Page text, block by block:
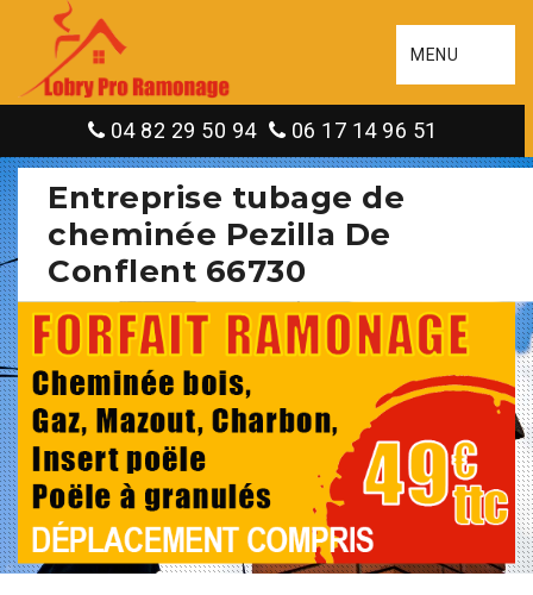
MENU
04 82 29 50 94 06 17 14 96 51
Entreprise tubage de
cheminée Pezilla De
Conflent 66730